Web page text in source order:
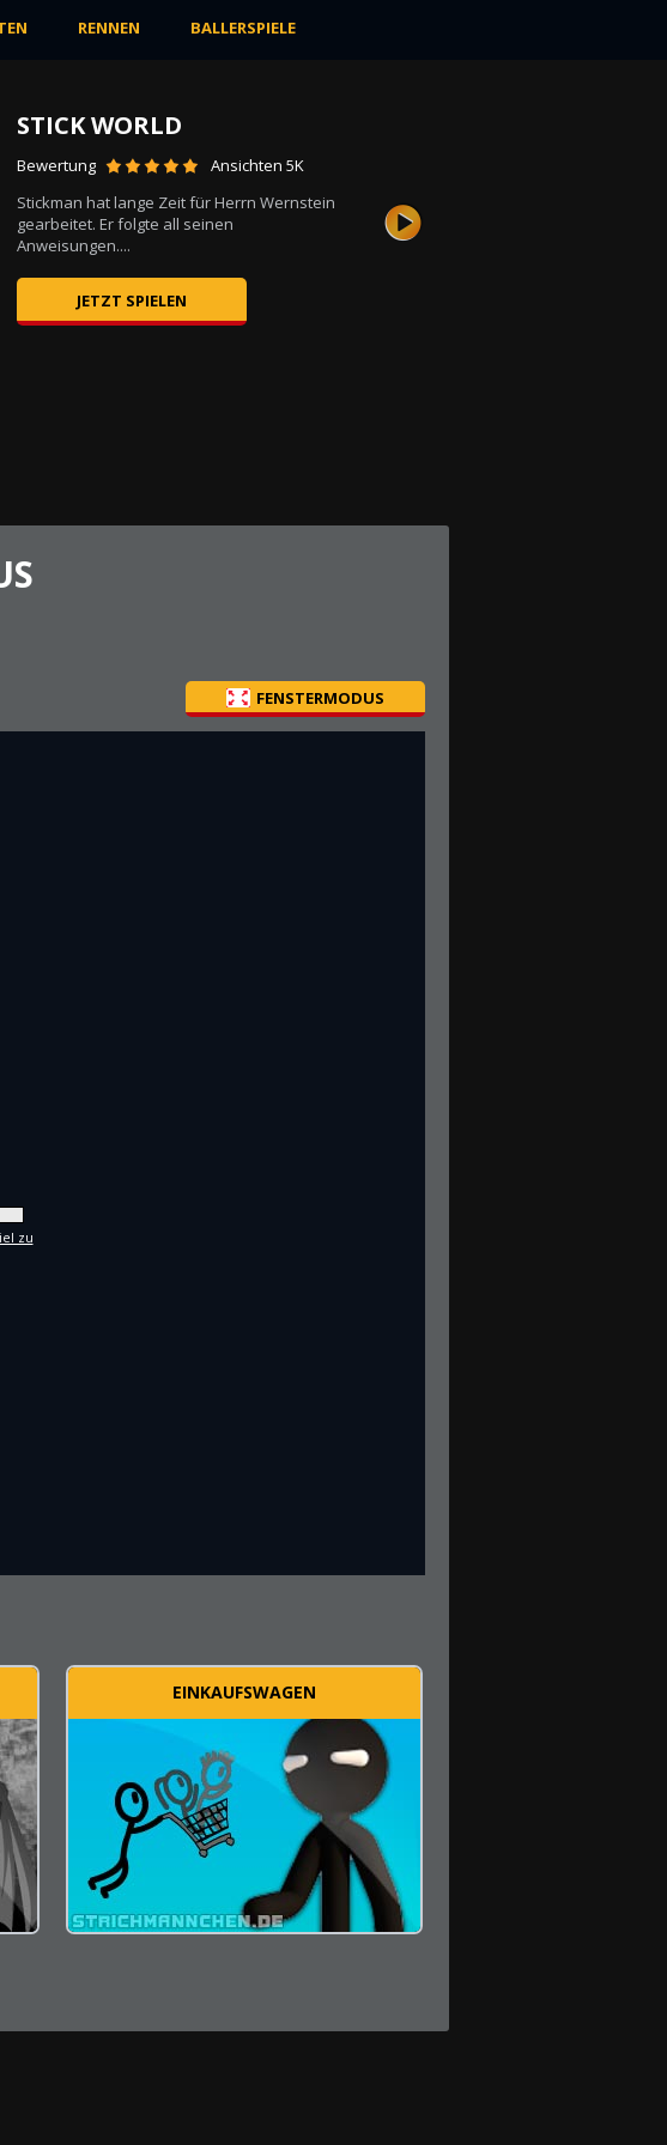
RENNEN BALLERSPIELE
STICK WORLD
Bewertung
Ansichten 5K
Stickman hat lange Zeit für Herrn Wernstein
gearbeitet. Er folgte all seinen
Anweisungen....
JETZT SPIELEN
FENSTERMODUS
zu
EINKAUFSWAGEN